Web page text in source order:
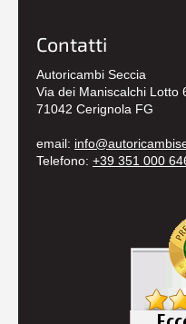
Contatti
Autoricambi Seccia
Via dei Maniscalchi Lotto
71042 Cerignola FG
email:
Telefono: +39 351 000